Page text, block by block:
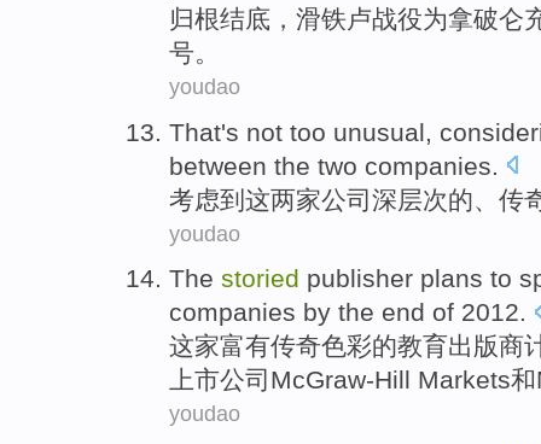
归根结底 ， 滑铁卢战役为拿破仑
号。
youdao
That's not too unusual,
between the two companies
考虑到 这两家公司 深层次的、 传
youdao
The storied publisher plans to
companies by the end of 2012.
这家富有传奇色彩的教育出版商
上市公司 McGraw-Hill Markets
youdao